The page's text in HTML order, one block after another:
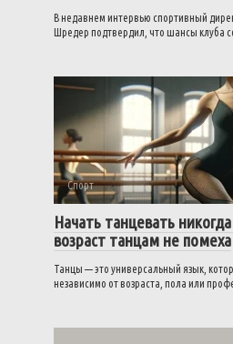
В недавнем интервью спортивный
Шредер подтвердил, что шансы клуба
Спорт
Начать танцевать
возраст танцам не помеха
Танцы — это универсальный язык,
независимо от возраста, пола или